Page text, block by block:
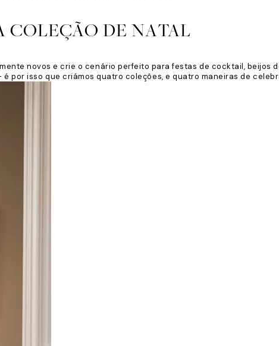
COLEÇÃO DE NATAL
novos e crie o cenário perfeito para festas de cocktail, beijos
por isso que criámos quatro coleções, e quatro maneiras de